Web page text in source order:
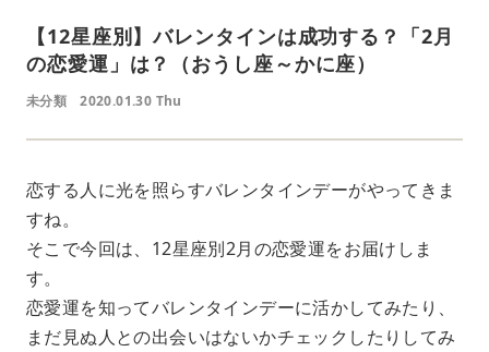
【12星座別】バレンタインは成功する？「2月
の恋愛運」は？（おうし座～かに座）
未分類 2020.01.30 Thu
恋する人に光を照らすバレンタインデーがやってきま
すね。
そこで今回は、12星座別2月の恋愛運をお届けしま
す。
恋愛運を知ってバレンタインデーに活かしてみたり、
まだ見ぬ人との出会いはないかチェックしたりしてみ